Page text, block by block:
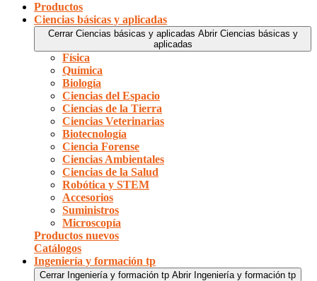
Productos
Ciencias básicas y aplicadas
Cerrar Ciencias básicas y aplicadas Abrir Ciencias básicas y
aplicadas
Física
Química
Biología
Ciencias del Espacio
Ciencias de la Tierra
Ciencias Veterinarias
Biotecnología
Ciencia Forense
Ciencias Ambientales
Ciencias de la Salud
Robótica y STEM
Accesorios
Suministros
Microscopía
Productos nuevos
Catálogos
Ingeniería y formación tp
Cerrar Ingeniería y formación tp Abrir Ingeniería y formación tp